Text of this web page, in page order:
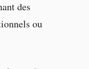
des
ou